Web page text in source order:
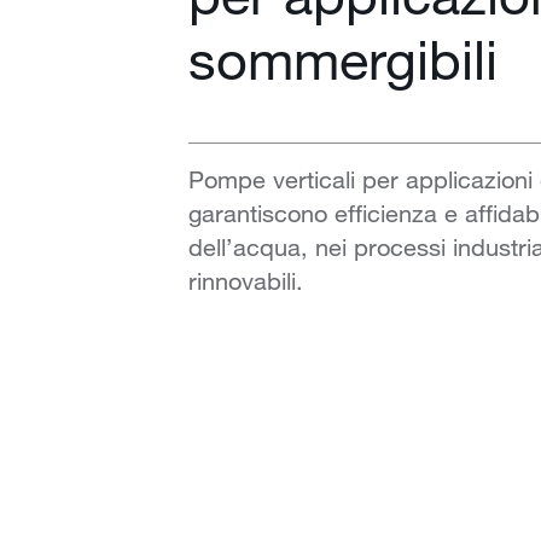
sommergibili
Pompe verticali per applicazioni
garantiscono efficienza e
dell’acqua, nei processi
rinnovabili.